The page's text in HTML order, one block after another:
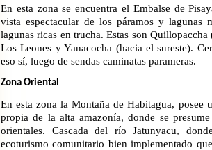
En esta zona se encuentra el Embalse de
vista espectacular de los páramos y lagunas
lagunas ricas en trucha. Estas son
Los Leones y Yanacocha (hacia el sureste).
eso sí, luego de sendas caminatas parameras.
Zona Oriental
En esta zona la Montaña de Habitagua, posee
propia de la alta amazonía, donde se
orientales. Cascada del río Jatunyacu,
ecoturismo comunitario bien implementado